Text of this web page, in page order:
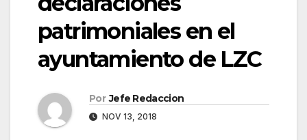
patrimoniales en el
ayuntamiento de LZC
Por Jefe Redaccion
NOV 13, 2018